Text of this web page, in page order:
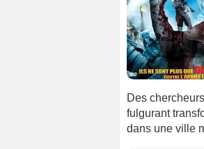
Des
fulgurant
dans une ville